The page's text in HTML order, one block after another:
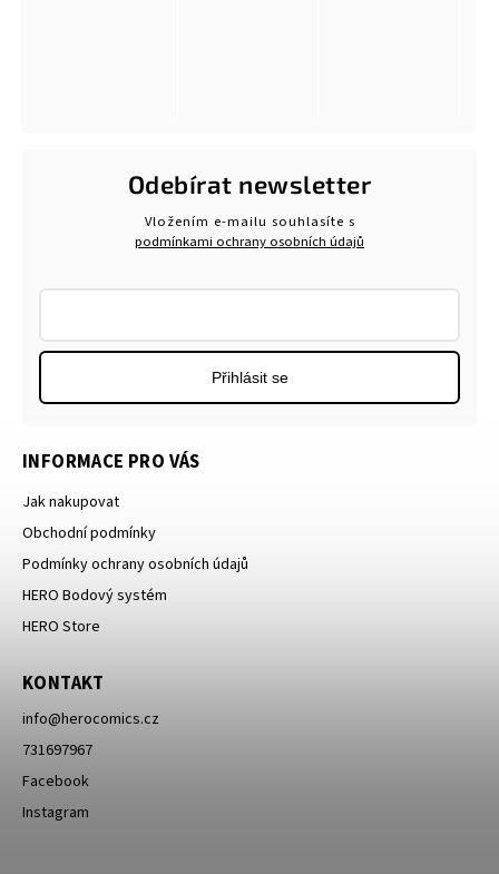
INFORMACE PRO VÁS
Jak nakupovat
Obchodní podmínky
Podmínky ochrany osobních údajů
HERO Bodový systém
HERO Store
KONTAKT
info@herocomics.cz
731697967
Facebook
Instagram
Odebírat newsletter
Vložením e-mailu souhlasíte s
podmínkami ochrany osobních údajů
Přihlásit se